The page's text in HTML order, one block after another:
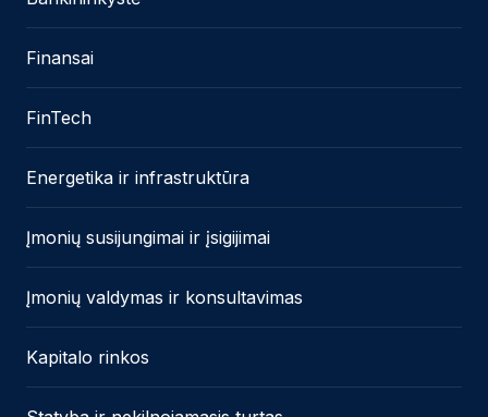
Finansai
FinTech
Energetika ir infrastruktūra
Įmonių susijungimai ir įsigijimai
Įmonių valdymas ir konsultavimas
Kapitalo rinkos